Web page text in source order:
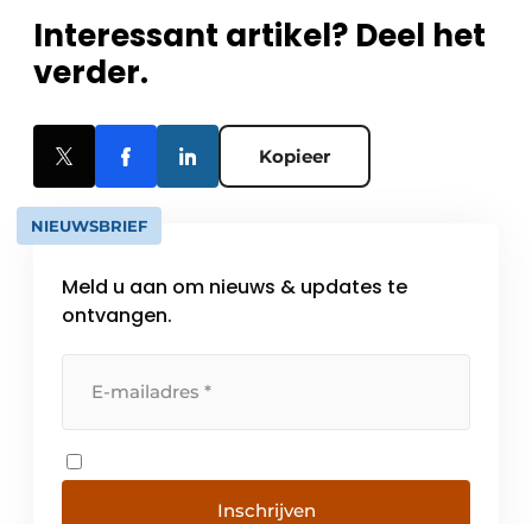
Interessant artikel? Deel het
verder.
Kopieer
NIEUWSBRIEF
Meld u aan om nieuws & updates te
ontvangen.
Inschrijven